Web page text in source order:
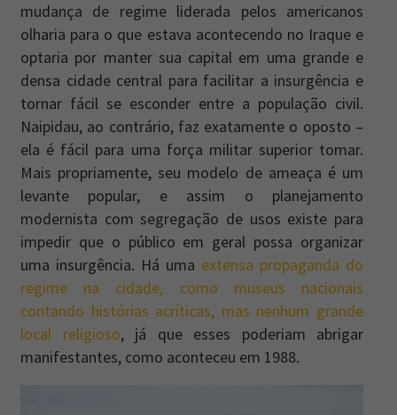
mudança de regime liderada pelos americanos
olharia para o que estava acontecendo no Iraque e
optaria por manter sua capital em uma grande e
densa cidade central para facilitar a insurgência e
tornar fácil se esconder entre a população civil.
Naipidau, ao contrário, faz exatamente o oposto –
ela é fácil para uma força militar superior tomar.
Mais propriamente, seu modelo de ameaça é um
levante popular, e assim o planejamento
modernista com segregação de usos existe para
impedir que o público em geral possa organizar
uma insurgência. Há uma extensa propaganda do
regime na cidade, como museus nacionais
contando histórias acríticas, mas nenhum grande
local religioso, já que esses poderiam abrigar
manifestantes, como aconteceu em 1988.